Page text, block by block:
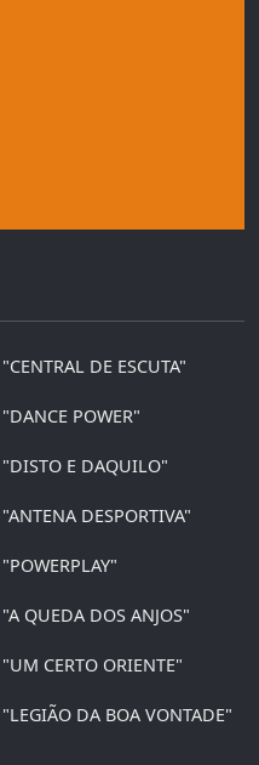
"CENTRAL DE ESCUTA"
"DANCE POWER"
"DISTO E DAQUILO"
"ANTENA DESPORTIVA"
"POWERPLAY"
"A QUEDA DOS ANJOS"
"UM CERTO ORIENTE"
"LEGIÃO DA BOA VONTADE"